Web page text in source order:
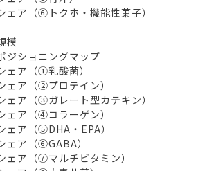
ア（⑥トクホ・機能性菓子）
模
ショニングマップ
ア（①乳酸菌）
ア（②プロテイン）
ア（③ガレート型カテキン）
ア（④コラーゲン）
ア（⑤DHA・EPA）
ア（⑥GABA）
ア（⑦マルチビタミン）